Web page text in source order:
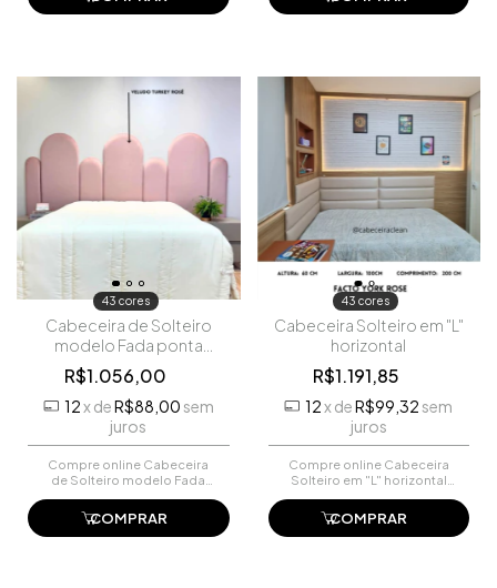
43 cores
Cabeceira de Solteiro
modelo Fada ponta
totalmente arredondada
R$1.056,00
12xdeR$88,00 sem
juros
Compre online Cabeceira
de Solteiro modelo Fada
arredondada por
R$1.056,00. Faça seu
COMPRAR
43 cores
Cabeceira Solteiro em "L"
horizontal
R$1.191,85
12xdeR$99,32 sem
juros
Compre online Cabeceira
Solteiro em "L" horizontal
pedido e pague-o online.
COMPRAR